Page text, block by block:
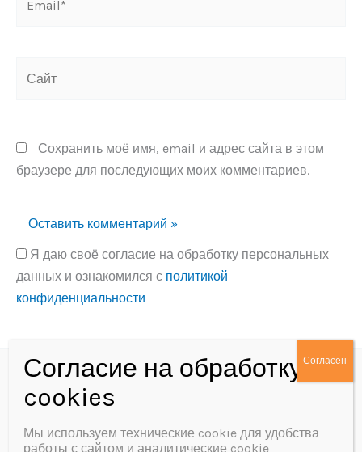
Сохранить моё имя, email и адрес сайта в этом
браузере для последующих моих комментариев.
Я даю своё согласие на обработку персональных
данных и ознакомился с политикой
конфиденциальности
Политика конфиденциальности
Мы используем технические cookie для удобства
работы с сайтом и аналитические cookie